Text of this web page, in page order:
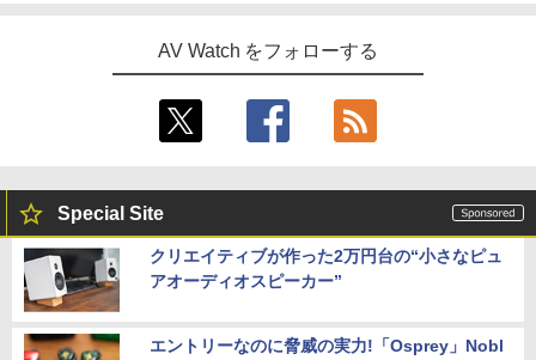
AV Watch をフォローする
Special Site
クリエイティブが作った2万円台の“小さなピュ
アオーディオスピーカー”
エントリーなのに脅威の実力!「Osprey」Nobl